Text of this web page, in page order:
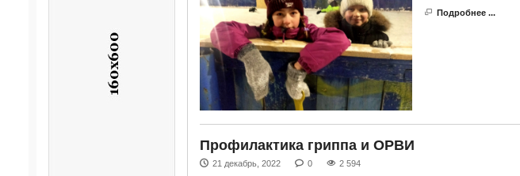
Подробнее ...
Профилактика гриппа и ОРВИ
21 декабрь, 2022 0 2 594